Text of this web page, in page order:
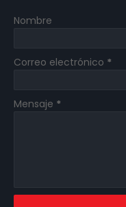
Nombre
Correo electrónico *
Mensaje *